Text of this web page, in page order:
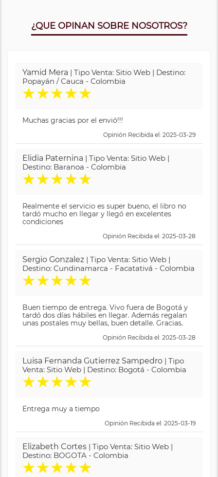
¿QUE OPINAN SOBRE NOSOTROS?
Yamid Mera | Tipo Venta: Sitio Web | Destino:
Popayán / Cauca - Colombia
★★★★★
Muchas gracias por el envió!!!
Opinión Recibida el: 2025-03-29
Elidia Paternina | Tipo Venta: Sitio Web |
Destino: Baranoa - Colombia
★★★★★
Realmente el servicio es super bueno, el libro no
tardó mucho en llegar y llegó en excelentes
condiciones
Opinión Recibida el: 2025-03-28
Sergio Gonzalez | Tipo Venta: Sitio Web |
Destino: Cundinamarca - Facatativá - Colombia
★★★★★
Buen tiempo de entrega. Vivo fuera de Bogotá y
tardó dos días hábiles en llegar. Además regalan
unas postales muy bellas, buen detalle. Gracias.
Opinión Recibida el: 2025-03-28
Luisa Fernanda Gutierrez Sampedro | Tipo
Venta: Sitio Web | Destino: Bogotá - Colombia
★★★★★
Entrega muy a tiempo
Opinión Recibida el: 2025-03-19
Elizabeth Cortes | Tipo Venta: Sitio Web |
Destino: BOGOTA - Colombia
★★★★★